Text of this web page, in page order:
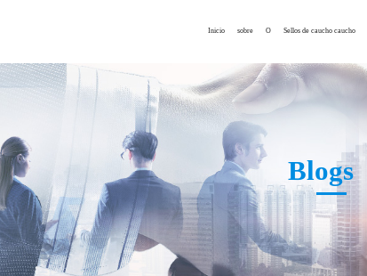
Inicio sobre
Perfil de la empresa
Certificado de patente
Visita a la fábrica
Declaración de privacidad
Términos y condiciones
O
NBR o-ring
HNBR o-ring
VMQ o-ring
Anillo o-ring FKM
EPDM o-ring
Anillo o
CR o-ring
Sellos de caucho caucho
Fabricación en
Anillo de caucho
Fabricación fabricación
Fabricación a partir de
Piezas de caucho a
Kits de anillo tóri
Sello de aceite
Los
Blogs